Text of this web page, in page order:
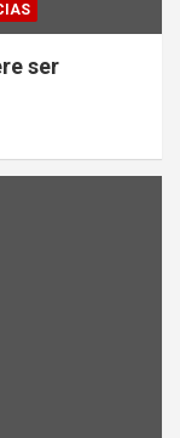
ser